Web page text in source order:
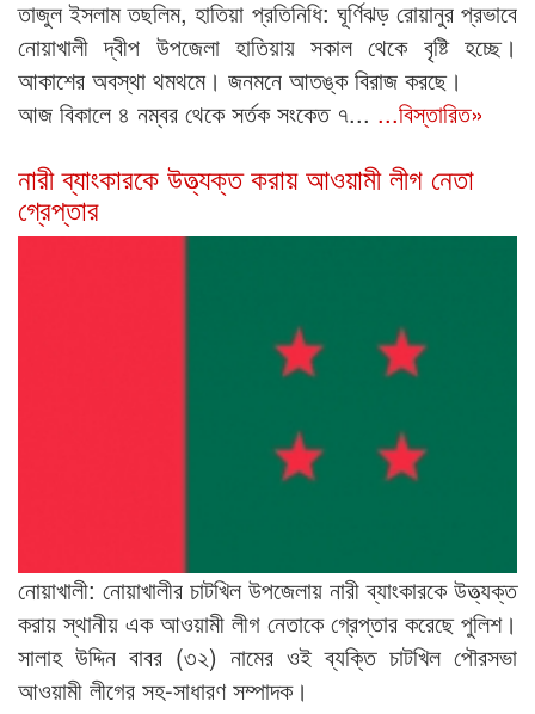
তাজুল ইসলাম তছলিম, হাতিয়া প্রতিনিধি: ঘূর্ণিঝড় রোয়ানুর প্রভাবে
নোয়াখালী দ্বীপ উপজেলা হাতিয়ায় সকাল থেকে বৃষ্টি হচ্ছে।
আকাশের অবস্থা থমথমে। জনমনে আতঙ্ক বিরাজ করছে।
আজ বিকালে ৪ নম্বর থেকে সর্তক সংকেত ৭... ...বিস্তারিত»
নারী ব্যাংকারকে উত্ত্যক্ত করায় আওয়ামী লীগ নেতা
গ্রেপ্তার
নোয়াখালী: নোয়াখালীর চাটখিল উপজেলায় নারী ব্যাংকারকে উত্ত্যক্ত
করায় স্থানীয় এক আওয়ামী লীগ নেতাকে গ্রেপ্তার করেছে পুলিশ।
সালাহ উদ্দিন বাবর (৩২) নামের ওই ব্যক্তি চাটখিল পৌরসভা
আওয়ামী লীগের সহ-সাধারণ সম্পাদক।